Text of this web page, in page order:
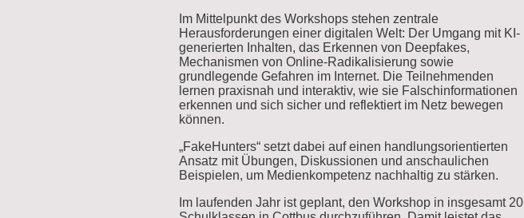
Im Mittelpunkt des Workshops stehen zentrale
Herausforderungen einer digitalen Welt: Der Umgang mit KI-
generierten Inhalten, das Erkennen von Deepfakes,
Mechanismen von Online-Radikalisierung sowie
grundlegende Gefahren im Internet. Die Teilnehmenden
lernen praxisnah und interaktiv, wie sie Falschinformationen
erkennen und sich sicher und reflektiert im Netz bewegen
können.
„FakeHunters“ setzt dabei auf einen handlungsorientierten
Ansatz mit Übungen, Diskussionen und anschaulichen
Beispielen, um Medienkompetenz nachhaltig zu stärken.
Im laufenden Jahr ist geplant, den Workshop in insgesamt 20